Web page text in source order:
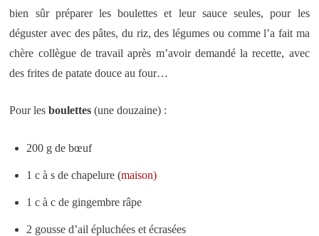
bien sûr préparer les boulettes et leur sauce seules, pour les
déguster avec des pâtes, du riz, des légumes ou comme l’a fait ma
chère collègue de travail après m’avoir demandé la recette, avec
des frites de patate douce au four…
Pour les boulettes (une douzaine) :
200 g de bœuf
1 c à s de chapelure (maison)
1 c à c de gingembre râpe
2 gousse d’ail épluchées et écrasées